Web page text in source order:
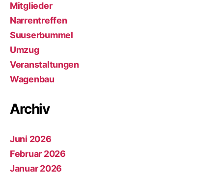
Mitglieder
Narrentreffen
Suuserbummel
Umzug
Veranstaltungen
Wagenbau
Archiv
Juni 2026
Februar 2026
Januar 2026